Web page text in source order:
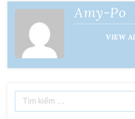
bài
viết
Amy-Po
VIEW
Tìm
kiếm